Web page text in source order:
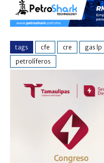
tags cfe cre gas lp
petrolíferos